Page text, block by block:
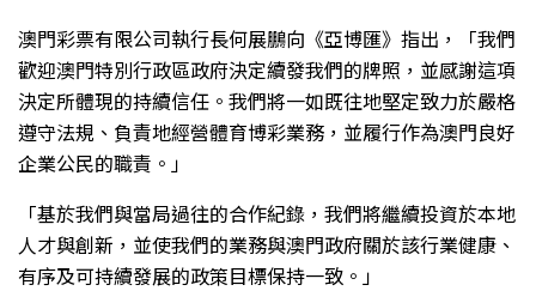
澳門彩票有限公司執行長何展鵬向《亞博匯》指出，「我們
歡迎澳門特別行政區政府決定續發我們的牌照，並感謝這項
決定所體現的持續信任。我們將一如既往地堅定致力於嚴格
遵守法規、負責地經營體育博彩業務，並履行作為澳門良好
企業公民的職責。」
「基於我們與當局過往的合作紀錄，我們將繼續投資於本地
人才與創新，並使我們的業務與澳門政府關於該行業健康、
有序及可持續發展的政策目標保持一致。」